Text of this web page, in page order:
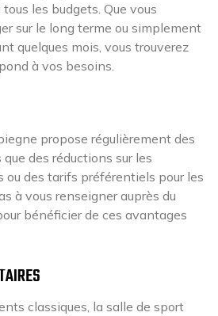
les budgets. Que vous
sur le long terme ou simplement
quelques mois, vous trouverez
à vos besoins.
propose régulièrement des
des réductions sur les
des tarifs préférentiels pour les
à vous renseigner auprès du
bénéficier de ces avantages
classiques, la salle de sport